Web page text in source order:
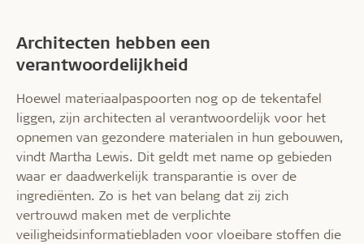
Architecten hebben een
verantwoordelijkheid
Hoewel materiaalpaspoorten nog op de tekentafel
liggen, zijn architecten al verantwoordelijk voor het
opnemen van gezondere materialen in hun gebouwen,
vindt Martha Lewis. Dit geldt met name op gebieden
waar er daadwerkelijk transparantie is over de
ingrediënten. Zo is het van belang dat zij zich
vertrouwd maken met de verplichte
veiligheidsinformatiebladen voor vloeibare stoffen die